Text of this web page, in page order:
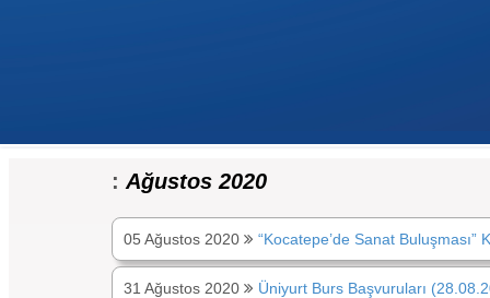
: Ağustos 2020
05 Ağustos 2020 “Kocatepe’de Sanat
31 Ağustos 2020 Üniyurt Burs Başvuruları